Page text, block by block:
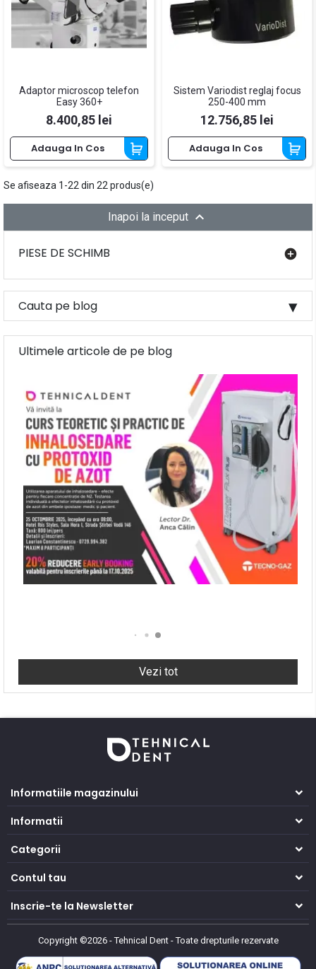
PIESE DE SCHIMB add_circle
Cauta pe blog
Ultimele articole de pe blog
TRATAMENTUL ENDODONTIC SIMPLIFICAT
CURS INTRODUCTIV DE INHALOSEDARE
Vezi tot
Adaptor microscop telefon
Easy 360+
Pret
8.400,85 lei
Adauga In Cos
Sistem Variodist reglaj focus
250-400 mm
Pret
12.756,85 lei
Adauga In Cos
Se afiseaza 1-22 din 22 produs(e)
Inapoi la inceput 
Informatiile magazinului
Informatii
Categorii
Contul tau
Inscrie-te la Newsletter
Copyright ©2026 - Tehnical Dent - Toate drepturile rezervate